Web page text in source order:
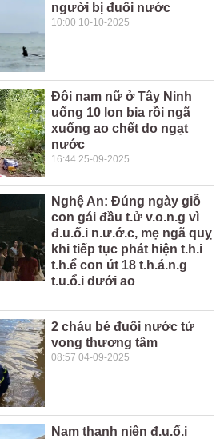
người bị đuối nước
10:00 10-10-2025
Đôi nam nữ ở Tây Ninh
uống 10 lon bia rồi ngã
xuống ao chết do ngạt
nước
16:44 25-09-2025
Nghệ An: Đúng ngày giỗ
con gái đầu t.ử v.o.n.g vì
đ.u.ố.i n.ư.ớ.c, mẹ ngã quỵ
khi tiếp tục phát hiện t.h.i
t.h.ể con út 18 t.h.á.n.g
t.u.ổ.i dưới ao
2 cháu bé đuối nước tử
vong thương tâm
08:57 04-09-2025
Nam thanh niên đ.u.ố.i